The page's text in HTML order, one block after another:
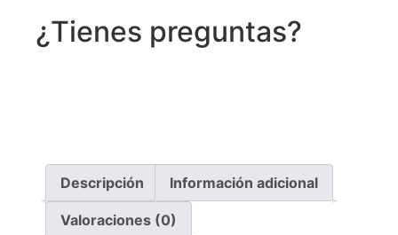
¿Tienes preguntas?
Descripción Información adicional
Valoraciones (0)